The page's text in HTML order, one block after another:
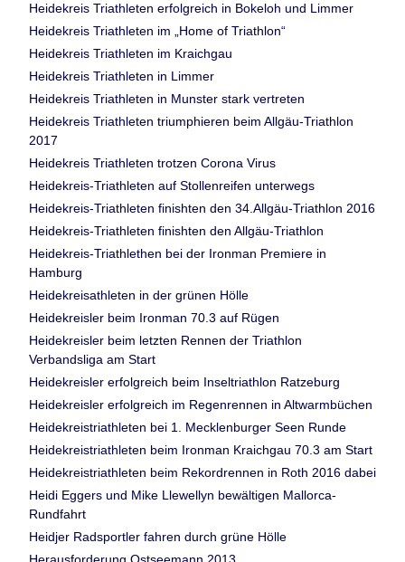
Heidekreis Triathleten erfolgreich in Bokeloh und Limmer
Heidekreis Triathleten im „Home of Triathlon“
Heidekreis Triathleten im Kraichgau
Heidekreis Triathleten in Limmer
Heidekreis Triathleten in Munster stark vertreten
Heidekreis Triathleten triumphieren beim Allgäu-Triathlon
2017
Heidekreis Triathleten trotzen Corona Virus
Heidekreis-Triathleten auf Stollenreifen unterwegs
Heidekreis-Triathleten finishten den 34.Allgäu-Triathlon 2016
Heidekreis-Triathleten finishten den Allgäu-Triathlon
Heidekreis-Triathlethen bei der Ironman Premiere in
Hamburg
Heidekreisathleten in der grünen Hölle
Heidekreisler beim Ironman 70.3 auf Rügen
Heidekreisler beim letzten Rennen der Triathlon
Verbandsliga am Start
Heidekreisler erfolgreich beim Inseltriathlon Ratzeburg
Heidekreisler erfolgreich im Regenrennen in Altwarmbüchen
Heidekreistriathleten bei 1. Mecklenburger Seen Runde
Heidekreistriathleten beim Ironman Kraichgau 70.3 am Start
Heidekreistriathleten beim Rekordrennen in Roth 2016 dabei
Heidi Eggers und Mike Llewellyn bewältigen Mallorca-
Rundfahrt
Heidjer Radsportler fahren durch grüne Hölle